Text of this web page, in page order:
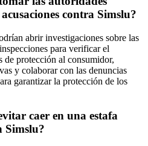
contra Simslu?
abrir investigaciones sobre las
para verificar el
de protección al consumidor,
y colaborar con las denuncias
garantizar la protección de los
caer en una estafa
Simslu?